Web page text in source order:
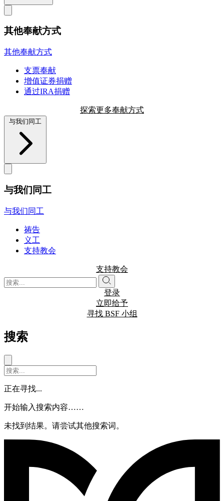
其他奉献方式
其他奉献方式
支票奉献
增值证券捐赠
通过IRA捐赠
探索更多奉献方式
与我们同工
与我们同工
与我们同工
祷告
义工
支持教会
支持教会
登录
立即给予
寻找 BSF 小组
搜索
正在寻找...
开始输入搜索内容……
未找到结果。请尝试其他搜索词。